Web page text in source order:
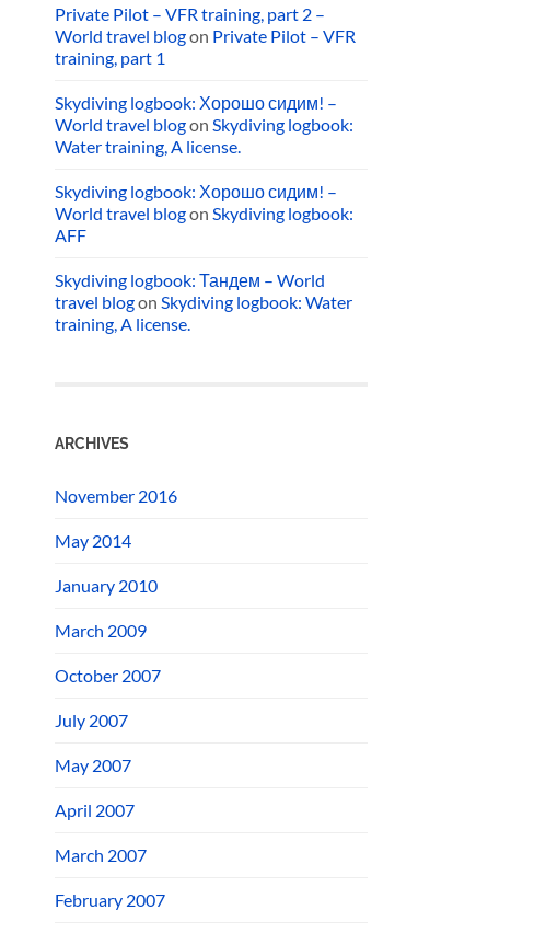
Private Pilot – VFR training, part 2 –
World travel blogon Private Pilot – VFR
training, part 1
Skydiving logbook: Хорошо сидим! –
World travel blogon Skydiving logbook:
Water training, A license.
Skydiving logbook: Хорошо сидим! –
World travel blogon Skydiving logbook:
AFF
Skydiving logbook: Тандем – World
travel blogon Skydiving logbook: Water
training, A license.
ARCHIVES
November 2016
May 2014
January 2010
March 2009
October 2007
July 2007
May 2007
April 2007
March 2007
February 2007